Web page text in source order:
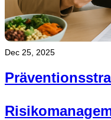
Dec 25, 2025